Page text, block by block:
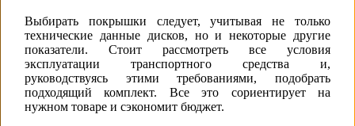
Выбирать покрышки следует, учитывая не только
технические данные дисков, но и некоторые другие
показатели. Стоит рассмотреть все условия
эксплуатации транспортного средства и,
руководствуясь этими требованиями, подобрать
подходящий комплект. Все это сориентирует на
нужном товаре и сэкономит бюджет.